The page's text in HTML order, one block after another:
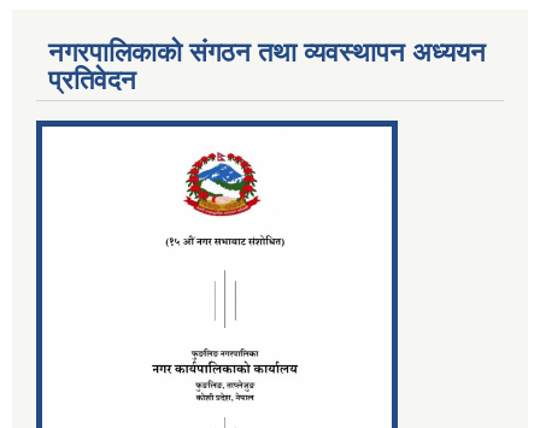
नगरपालिकाको संगठन तथा व्यवस्थापन अध्ययन
प्रतिवेदन